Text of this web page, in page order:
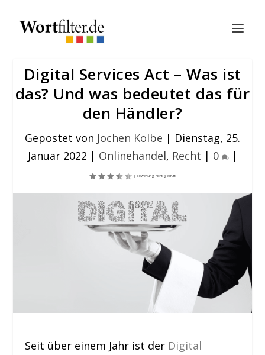
Digital Services Act – Was ist
das? Und was bedeutet das für
den Händler?
Gepostet von Jochen Kolbe | Dienstag, 25.
Januar 2022 | Onlinehandel, Recht | 0 |
Seit über einem Jahr ist der Digital